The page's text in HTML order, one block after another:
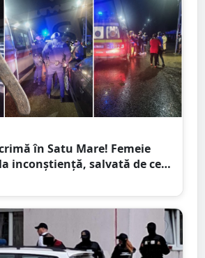
în Satu Mare! Femeie
inconștiență, salvată de cei